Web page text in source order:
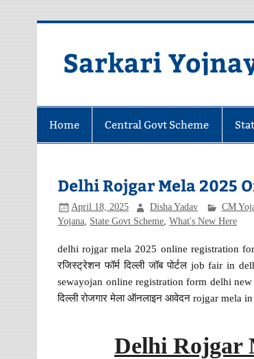
Sarkari
Home Central Govt Scheme
Delhi Rojgar Mela 2025
April 18, 2025 Disha Yadav CM
Yojana, State Govt Scheme,What's New Here
delhi rojgar mela 2025 online registration
रजिस्ट्रेशन फॉर्म दिल्ली जॉब पोर्टल job fair
sewayojan online registration form delhi
दिल्ली रोजगार मेला ऑनलाइन आवेदन rojgar mela
Delhi Rojgar